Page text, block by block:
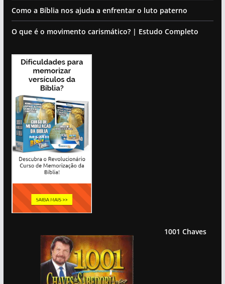
Como a Bíblia nos ajuda a enfrentar o luto paterno
O que é o movimento carismático? | Estudo Completo
1001 Chaves